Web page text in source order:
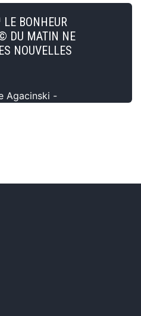
LE BONHEUR
DU MATIN NE
NOUVELLES
Agacinski -